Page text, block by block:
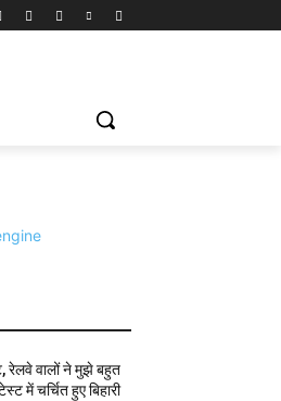
रेलवे वालों ने मुझे बहुत
में चर्चित हुए बिहारी